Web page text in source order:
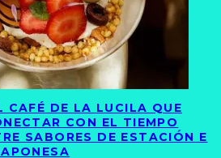
CAFÉ DE LA LUCILA QUE
CON EL TIEMPO
SABORES DE ESTACIÓN E